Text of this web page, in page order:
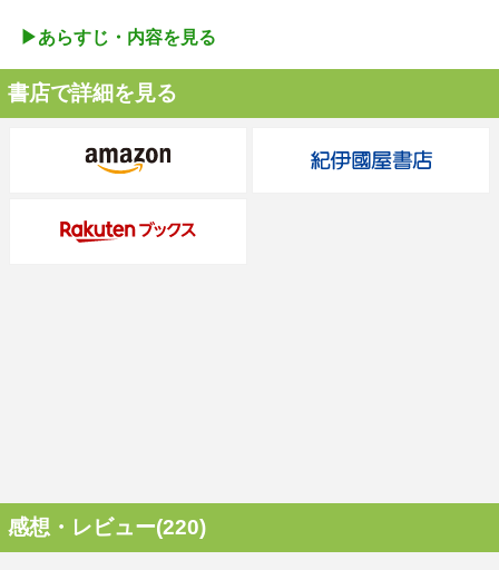
▶︎あらすじ・内容を見る
書店で詳細を見る
感想・レビュー(220)